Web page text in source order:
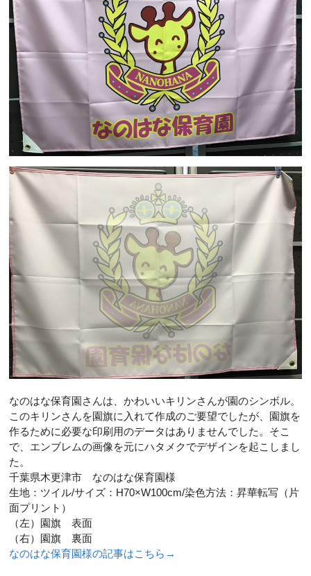
なのはな保育園さんは、かわいいキリンさんが園のシンボル。
このキリンさんを園旗に入れて作成のご要望でしたが、園旗を
作るために必要な印刷用のデータはありませんでした。そこ
で、エンブレムの画像を元にハタメクでデザインを起こしまし
た。
千葉県木更津市 なのはな保育園様
生地：ツイル/サイズ：H70×W100cm/染色方法：昇華転写（片
面プリント）
（左）園旗 表面
（右）園旗 裏面
なのはな保育園様の記事はこちら→